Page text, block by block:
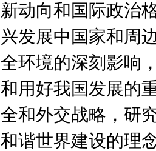
新动向和国际政治
兴发展中国家和周
全环境的深刻影响
和用好我国发展的
全和外交战略，研
和谐世界建设的理